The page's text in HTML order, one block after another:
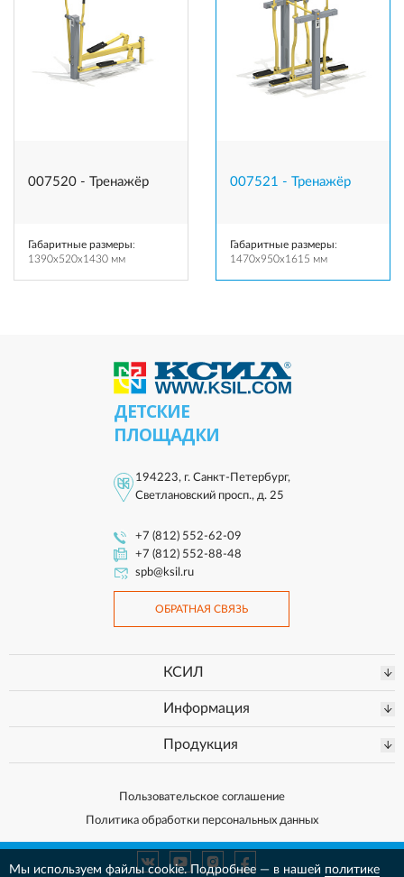
007520 - Тренажёр
Габаритные размеры:
1390x520x1430 мм
007521 - Тренажёр
Габаритные размеры:
1470x950x1615 мм
ДЕТСКИЕ
ПЛОЩАДКИ
194223, г. Санкт-Петербург,
Светлановский просп., д. 25
+7 (812) 552-62-09
+7 (812) 552-88-48
spb@ksil.ru
ОБРАТНАЯ СВЯЗЬ
КСИЛ
Информация
Продукция
Пользовательское соглашение
Политика обработки персональных данных
Мы используем файлы cookie. Подробнее — в нашей политике